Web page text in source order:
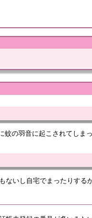
蚊の羽音に起こされてしま
ないし自宅でまったりする